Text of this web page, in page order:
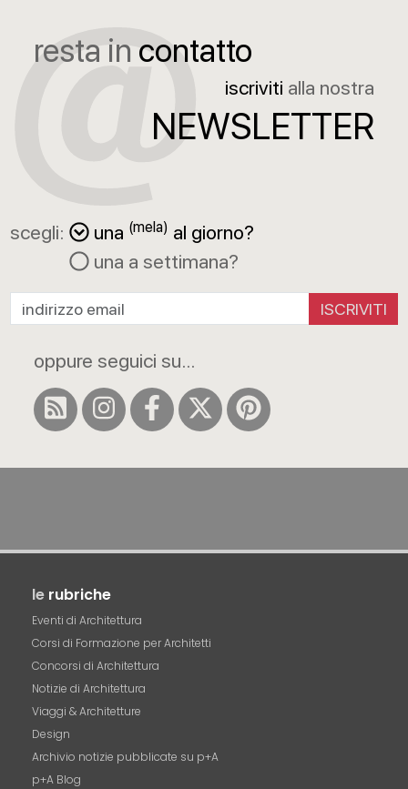
resta in contatto
iscriviti alla nostra
NEWSLETTER
scegli: una (mela) al giorno?
una a settimana?
ISCRIVITI
oppure seguici su...
le rubriche
Eventi di Architettura
Corsi di Formazione per Architetti
Concorsi di Architettura
Notizie di Architettura
Viaggi & Architetture
Design
Archivio notizie pubblicate su p+A
p+A Blog